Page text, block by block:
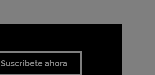
Suscríbete ahora